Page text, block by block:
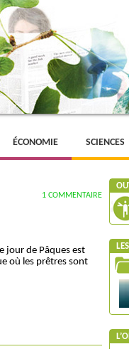
ÉCONOMIE SCIENCES
1 COMMENTAIRE
jour de Pâques est
où les prêtres sont